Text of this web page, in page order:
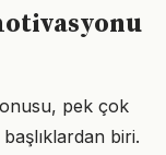
pek çok
biri.